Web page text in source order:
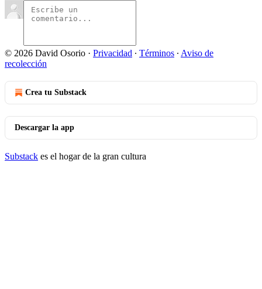
© 2026 David Osorio · Privacidad ∙ Términos ∙ Aviso de
recolección
Crea tu Substack
Descargar la app
Substack es el hogar de la gran cultura